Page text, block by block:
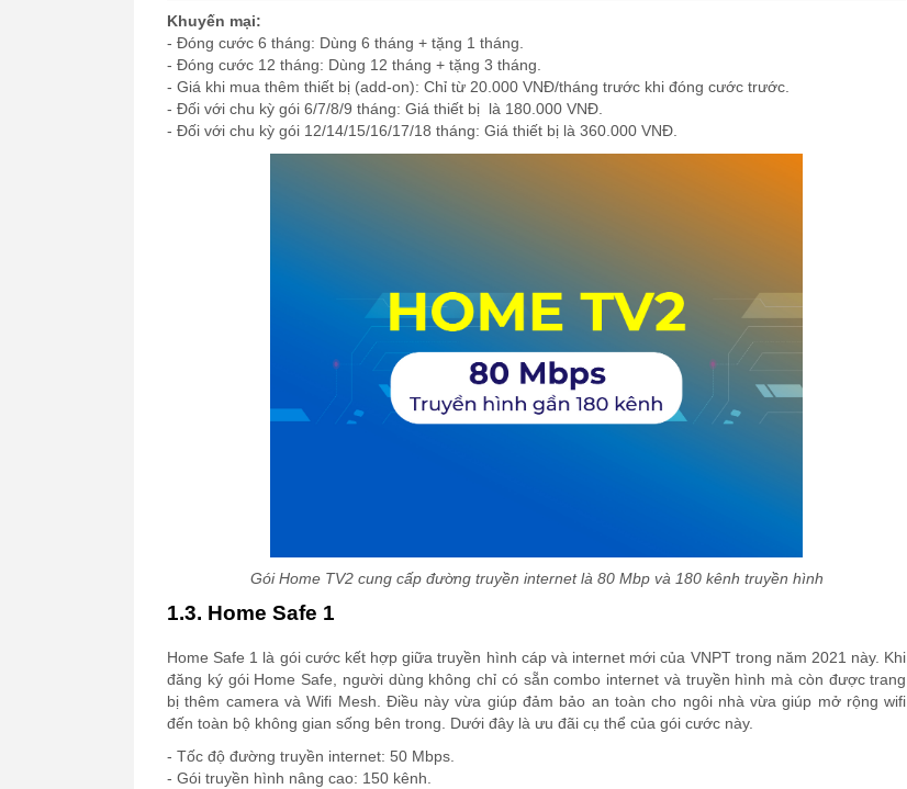
Khuyến mại:
- Đóng cước 6 tháng: Dùng 6 tháng + tặng 1 tháng.
- Đóng cước 12 tháng: Dùng 12 tháng + tặng 3 tháng.
- Giá khi mua thêm thiết bị (add-on): Chỉ từ 20.000 VNĐ/tháng trước khi đóng cước trước.
- Đối với chu kỳ gói 6/7/8/9 tháng: Giá thiết bị là 180.000 VNĐ.
- Đối với chu kỳ gói 12/14/15/16/17/18 tháng: Giá thiết bị là 360.000 VNĐ.
Gói Home TV2 cung cấp đường truyền internet là 80 Mbp và 180 kênh truyền hình
1.3. Home Safe 1
Home Safe 1 là gói cước kết hợp giữa truyền hình cáp và internet mới của VNPT trong năm 2021 này. Khi
đăng ký gói Home Safe, người dùng không chỉ có sẵn combo internet và truyền hình mà còn được trang
bị thêm camera và Wifi Mesh. Điều này vừa giúp đảm bảo an toàn cho ngôi nhà vừa giúp mở rộng wifi
đến toàn bộ không gian sống bên trong. Dưới đây là ưu đãi cụ thể của gói cước này.
- Tốc độ đường truyền internet: 50 Mbps.
- Gói truyền hình nâng cao: 150 kênh.